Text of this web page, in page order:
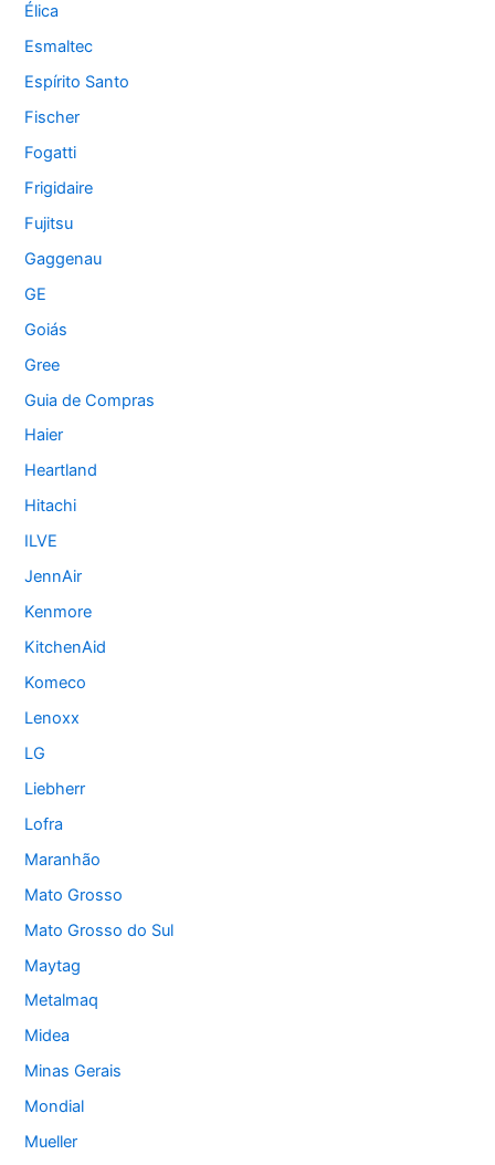
Élica
Esmaltec
Espírito Santo
Fischer
Fogatti
Frigidaire
Fujitsu
Gaggenau
GE
Goiás
Gree
Guia de Compras
Haier
Heartland
Hitachi
ILVE
JennAir
Kenmore
KitchenAid
Komeco
Lenoxx
LG
Liebherr
Lofra
Maranhão
Mato Grosso
Mato Grosso do Sul
Maytag
Metalmaq
Midea
Minas Gerais
Mondial
Mueller